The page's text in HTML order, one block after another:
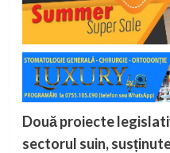
Două proiecte
sectorul suin,